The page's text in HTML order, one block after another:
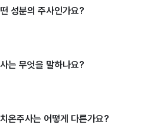
성분의 주사인가요?
는 무엇을 말하나요?
온주사는 어떻게 다른가요?